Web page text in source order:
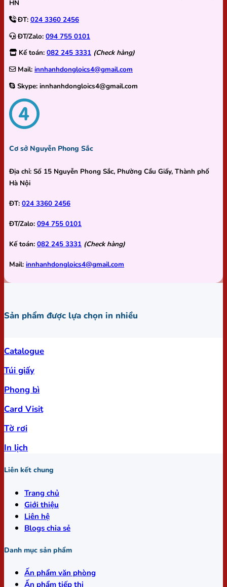
HN
ĐT: 024 3360 2456
ĐT/Zalo: 094 755 0101
Kế toán: 082 245 3331 (Check hàng)
Mail: innhanhdongloics4@gmail.com
Skype: innhanhdongloics4@gmail.com
Cơ sở Nguyễn Phong Sắc
Địa chỉ: Số 15 Nguyễn Phong Sắc, Phường Cầu Giấy, Thành phố
Hà Nội
ĐT: 024 3360 2456
ĐT/Zalo: 094 755 0101
Kế toán: 082 245 3331 (Check hàng)
Mail: innhanhdongloics4@gmail.com
Sản phẩm được lựa chọn in nhiều
Catalogue
Túi giấy
Phong bì
Card Visit
Tờ rơi
In lịch
Liên kết chung
Trang chủ
Giới thiệu
Liên hệ
Blogs chia sẻ
Danh mục sản phẩm
Ấn phẩm văn phòng
Ấn phẩm tiếp thị